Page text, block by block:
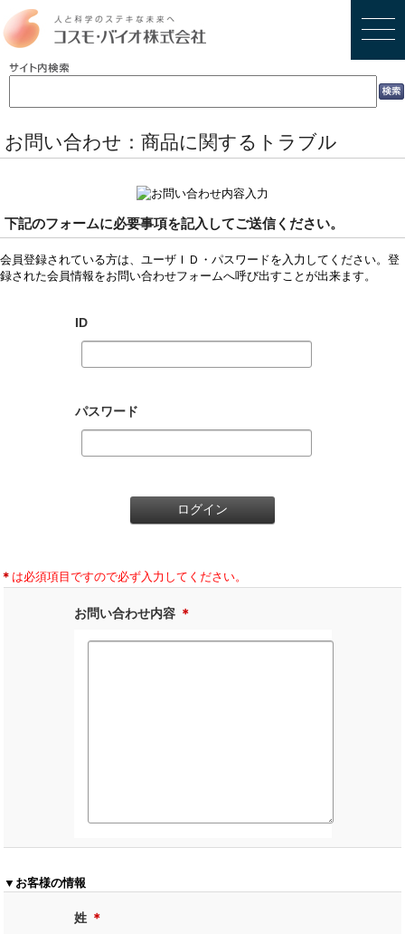
お問い合わせ：商品に関するトラブル
下記のフォームに必要事項を記入してご送信ください。
会員登録されている方は、ユーザＩＤ・パスワードを入力してください。登
録された会員情報をお問い合わせフォームへ呼び出すことが出来ます。
ID
パスワード
＊ は必須項目ですので必ず入力してください。
お問い合わせ内容 ＊
▼お客様の情報
姓 ＊